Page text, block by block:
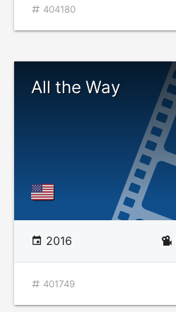
404180
All the Way
2016
401749